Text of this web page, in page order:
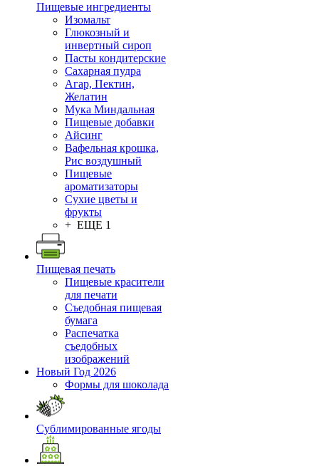
Пищевые ингредиенты
Изомальт
Глюкозный и
инвертный сироп
Пасты кондитерские
Сахарная пудра
Агар, Пектин,
Желатин
Мука Миндальная
Пищевые добавки
Айсинг
Вафельная крошка,
Рис воздушный
Пищевые
ароматизаторы
Сухие цветы и
фрукты
+ ЕЩЕ 1
Пищевая печать
Пищевые красители
для печати
Съедобная пищевая
бумага
Распечатка
съедобных
изображений
Новый Год 2026
Формы для шоколада
Сублимированные ягоды